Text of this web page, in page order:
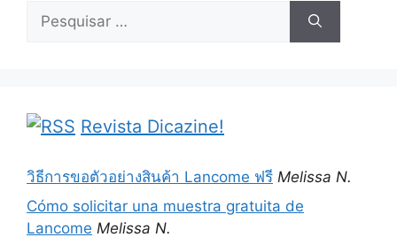
por:
Revista Dicazine!
วิธีการขอตัวอย่างสินค้า Lancome ฟรี Melissa N.
Cómo solicitar una muestra gratuita de
Lancome Melissa N.